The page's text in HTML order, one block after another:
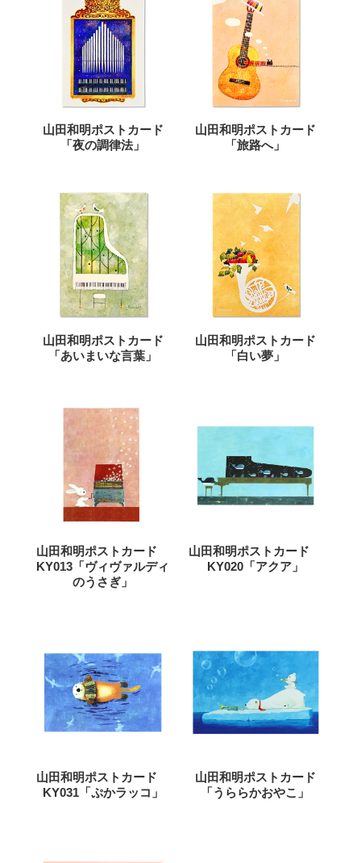
山田和明ポストカード
「夜の調律法」
山田和明ポストカード
「旅路へ」
山田和明ポストカード
「あいまいな言葉」
山田和明ポストカード
「白い夢」
山田和明ポストカード
KY013「ヴィヴァルディ
のうさぎ」
山田和明ポストカード
KY020「アクア」
山田和明ポストカード
KY031「ぷかラッコ」
山田和明ポストカード
「うららかおやこ」